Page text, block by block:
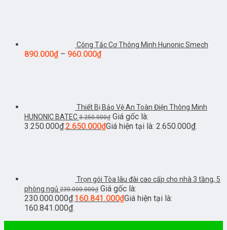
Công Tắc Cơ Thông Minh Hunonic Smech
890.000₫– 960.000₫
Thiết Bị Bảo Vệ An Toàn Điện Thông Minh
HUNONIC BATEC 3.250.000₫ Giá gốc là:
3.250.000₫.2.650.000₫Giá hiện tại là: 2.650.000₫.
Trọn gói Tòa lâu đài cao cấp cho nhà 3 tầng, 5
phòng ngủ 230.000.000₫ Giá gốc là:
230.000.000₫.160.841.000₫Giá hiện tại là:
160.841.000₫.